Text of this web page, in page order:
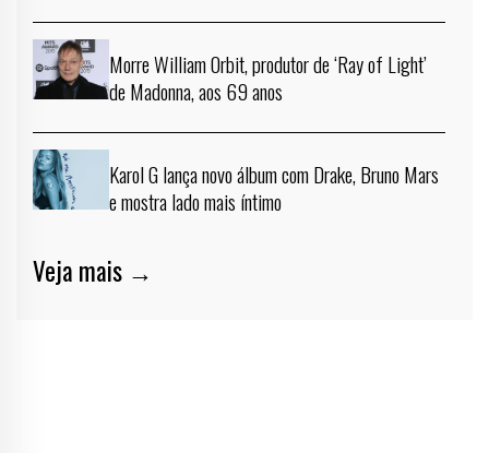
Morre William Orbit, produtor de ‘Ray of Light’
de Madonna, aos 69 anos
Karol G lança novo álbum com Drake, Bruno Mars
e mostra lado mais íntimo
Veja mais →